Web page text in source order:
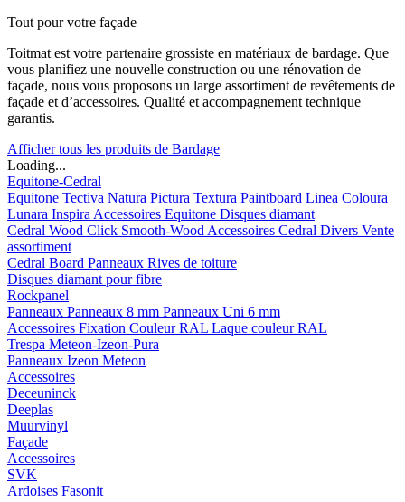
Tout pour votre façade
Toitmat est votre partenaire grossiste en matériaux de bardage. Que
vous planifiez une nouvelle construction ou une rénovation de
façade, nous vous proposons un large assortiment de revêtements de
façade et d’accessoires. Qualité et accompagnement technique
garantis.
Afficher tous les produits de Bardage
Loading...
Equitone-Cedral
Equitone Tectiva Natura Pictura Textura Paintboard Linea Coloura
Lunara Inspira Accessoires Equitone Disques diamant
Cedral Wood Click Smooth-Wood Accessoires Cedral Divers Vente
assortiment
Cedral Board Panneaux Rives de toiture
Disques diamant pour fibre
Rockpanel
Panneaux Panneaux 8 mm Panneaux Uni 6 mm
Accessoires Fixation Couleur RAL Laque couleur RAL
Trespa Meteon-Izeon-Pura
Panneaux Izeon Meteon
Accessoires
Deceuninck
Deeplas
Muurvinyl
Façade
Accessoires
SVK
Ardoises Fasonit